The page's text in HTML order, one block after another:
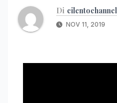
Di cilentochannel
NOV 11, 2019